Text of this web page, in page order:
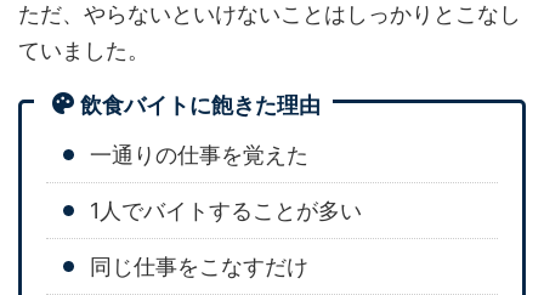
ただ、やらないといけないことはしっかりとこなし
ていました。
飲食バイトに飽きた理由
一通りの仕事を覚えた
1人でバイトすることが多い
同じ仕事をこなすだけ